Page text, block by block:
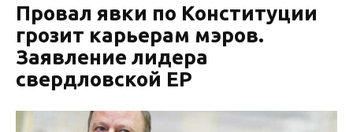
Провал явки по Конституции
грозит карьерам мэров.
Заявление лидера
свердловской ЕР